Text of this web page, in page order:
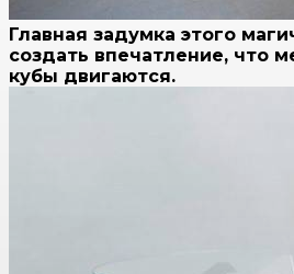
Главная задумка этого
создать впечатление, что
кубы двигаются.